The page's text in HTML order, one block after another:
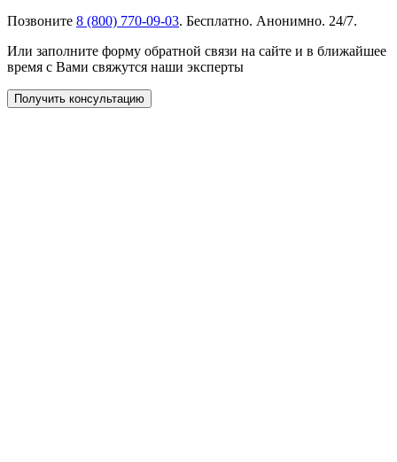
Позвоните 8 (800) 770-09-03. Бесплатно. Анонимно. 24/7.
Или заполните форму обратной связи на сайте и в ближайшее
время с Вами свяжутся наши эксперты
Получить консультацию